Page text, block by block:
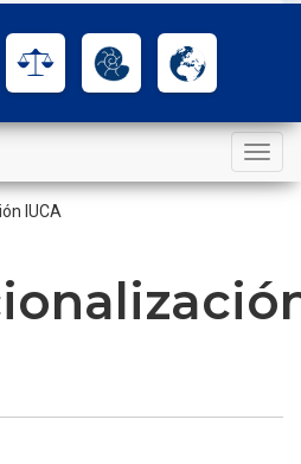
Toggle
navigation
IUCA